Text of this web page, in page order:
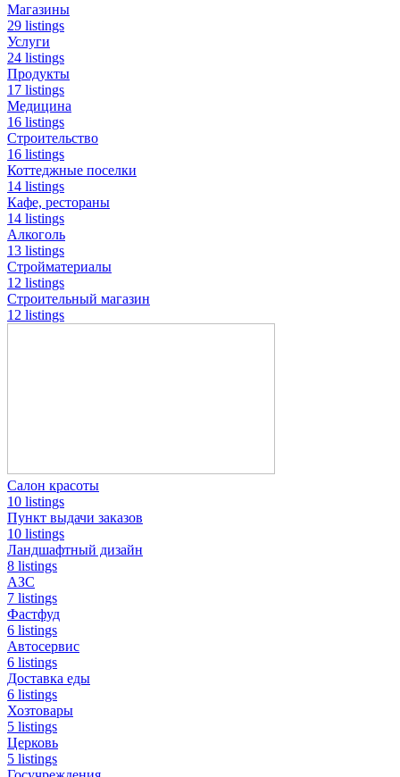
Магазины
29 listings
Услуги
24 listings
Продукты
17 listings
Медицина
16 listings
Строительство
16 listings
Коттеджные поселки
14 listings
Кафе, рестораны
14 listings
Алкоголь
13 listings
Стройматериалы
12 listings
Строительный магазин
12 listings
Салон красоты
10 listings
Пункт выдачи заказов
10 listings
Ландшафтный дизайн
8 listings
АЗС
7 listings
Фастфуд
6 listings
Автосервис
6 listings
Доставка еды
6 listings
Хозтовары
5 listings
Церковь
5 listings